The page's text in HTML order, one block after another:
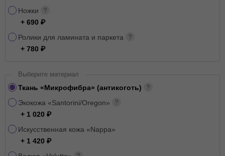
Ножки
+ 690
Ролики для ламината и паркета
+ 780
Выберите материал
Ткань «Микрофибра» (антикоготь)
Экокожа «Santorini/Oregon»
+ 1 020
Искусственная кожа «Nappa»
+ 1 420